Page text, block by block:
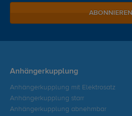
ABONNIEREN
Anhängerkupplung
Anhängerkupplung mit Elektrosatz
Anhängerkupplung starr
Anhängerkupplung abnehmbar